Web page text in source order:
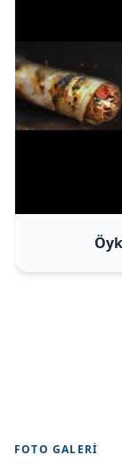
FOTO GALERI